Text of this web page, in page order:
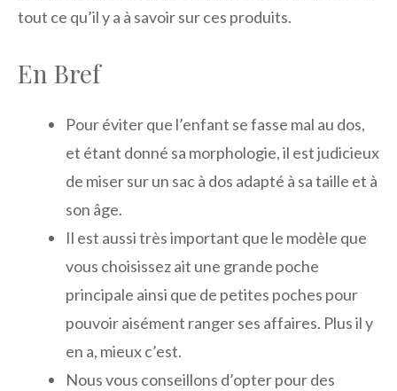
tout ce qu’il y a à savoir sur ces produits.
En Bref
Pour éviter que l’enfant se fasse mal au dos,
et étant donné sa morphologie, il est judicieux
de miser sur un sac à dos adapté à sa taille et à
son âge.
Il est aussi très important que le modèle que
vous choisissez ait une grande poche
principale ainsi que de petites poches pour
pouvoir aisément ranger ses affaires. Plus il y
en a, mieux c’est.
Nous vous conseillons d’opter pour des